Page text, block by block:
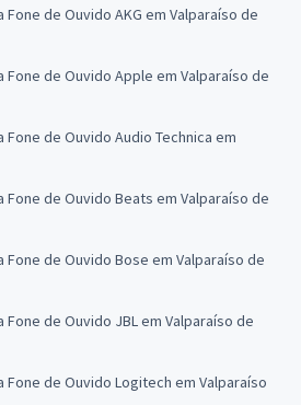
de Ouvido AKG em Valparaíso de
Fone de Ouvido Apple em Valparaíso de
de Ouvido Audio Technica em
Fone de Ouvido Beats em Valparaíso de
Fone de Ouvido Bose em Valparaíso de
de Ouvido JBL em Valparaíso de
Fone de Ouvido Logitech em Valparaíso